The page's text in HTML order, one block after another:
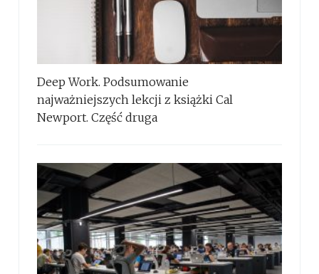
Deep Work. Podsumowanie
najważniejszych lekcji z książki Cal
Newport. Część druga